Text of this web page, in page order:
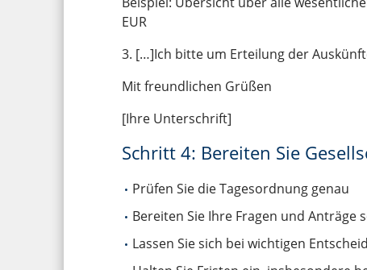
EUR
3. […]Ich bitte um Erteilung der
Mit freundlichen Grüßen
[Ihre Unterschrift]
Schritt 4: Bereiten Sie
Prüfen Sie die Tagesordnung genau
Bereiten Sie Ihre Fragen und Anträge
Lassen Sie sich bei wichtigen